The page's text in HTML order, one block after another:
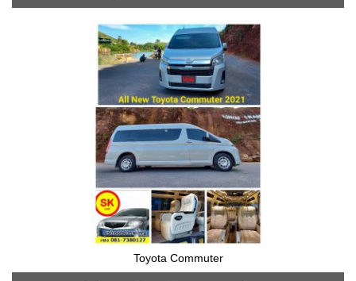
Toyota Commuter